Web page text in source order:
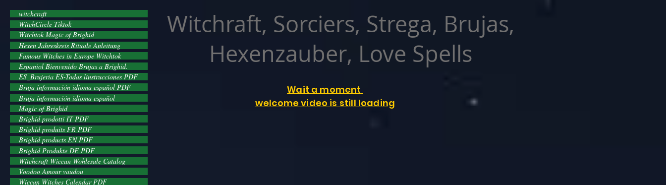
witchcraft
WitchCircle Tiktok
Witchtok Magic of Brighid
Hexen Jahreskreis Rituale Anleitung
Famous Witches in Europe Witchtok
Espaniol Bienvenido Brujas a Brighid.
ES_Brujeria ES-Todas linstrucciones PDF
Bruja información idioma español PDF
Bruja información idioma español
Magic of Brighid
Brighid prodotti IT PDF
Brighid produits FR PDF
Brighid products EN PDF
Brighid Produkte DE PDF
Witchcraft Wiccan Wohlesale Catalog
Voodoo Amour vaudou
Wiccan Witches Calendar PDF
Witchraft, Sorciers, Strega, Brujas,
Hexenzauber, Love Spells
Wait a moment
welcome video is still loading